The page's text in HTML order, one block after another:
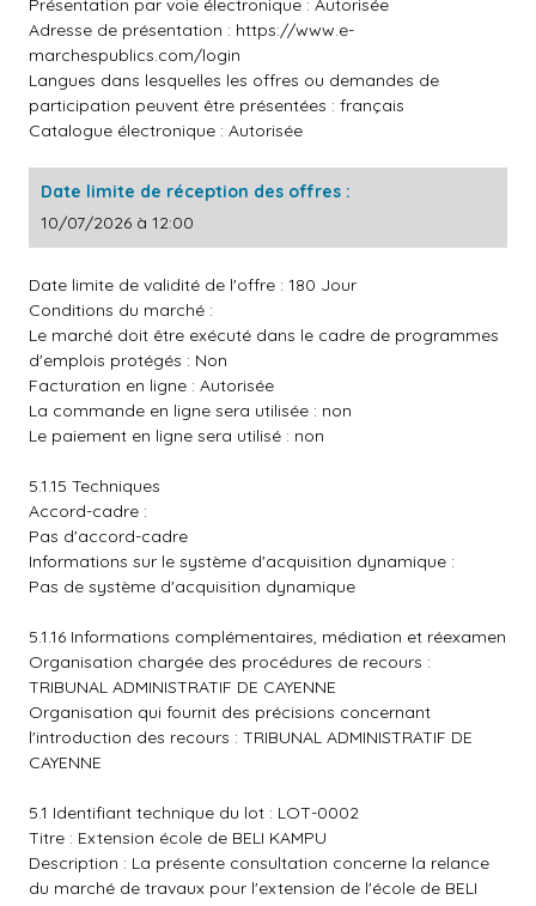
Présentation par voie électronique : Autorisée
Adresse de présentation : https://www.e-
marchespublics.com/login
Langues dans lesquelles les offres ou demandes de
participation peuvent être présentées : français
Catalogue électronique : Autorisée
Date limite de réception des offres :
10/07/2026 à 12:00
Date limite de validité de l'offre : 180 Jour
Conditions du marché :
Le marché doit être exécuté dans le cadre de programmes
d'emplois protégés : Non
Facturation en ligne : Autorisée
La commande en ligne sera utilisée : non
Le paiement en ligne sera utilisé : non
5.1.15 Techniques
Accord-cadre :
Pas d'accord-cadre
Informations sur le système d'acquisition dynamique :
Pas de système d'acquisition dynamique
5.1.16 Informations complémentaires, médiation et réexamen
Organisation chargée des procédures de recours :
TRIBUNAL ADMINISTRATIF DE CAYENNE
Organisation qui fournit des précisions concernant
l'introduction des recours : TRIBUNAL ADMINISTRATIF DE
CAYENNE
5.1 Identifiant technique du lot : LOT-0002
Titre : Extension école de BELI KAMPU
Description : La présente consultation concerne la relance
du marché de travaux pour l'extension de l'école de BELI